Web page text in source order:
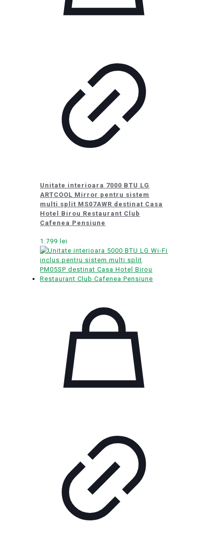
Unitate interioara 7000 BTU LG
ARTCOOL Mirror pentru sistem
multi split MS07AWR destinat Casa
Hotel Birou Restaurant Club
Cafenea Pensiune
1.799 lei